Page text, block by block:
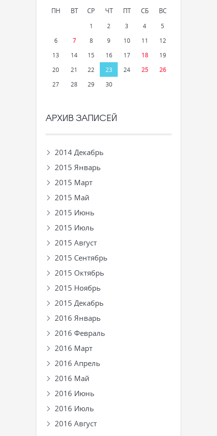
ПН ВТ СР ЧТ ПТ СБ ВС
1 2 3 4
5
6
7 8 9 10 11
12
13
14 15 16 17 18
19
20
21 22 23 24 25
26
27
28 29 30
АРХИВ ЗАПИСЕЙ
2014 Декабрь
2015 Январь
2015 Март
2015 Май
2015 Июнь
2015 Июль
2015 Август
2015 Сентябрь
2015 Октябрь
2015 Ноябрь
2015 Декабрь
2016 Январь
2016 Февраль
2016 Март
2016 Апрель
2016 Май
2016 Июнь
2016 Июль
2016 Август